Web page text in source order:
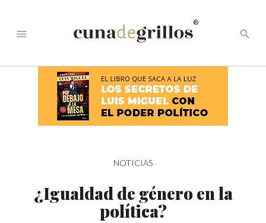
menu
®
search
NOTICIAS
¿Igualdad de género en la
política?